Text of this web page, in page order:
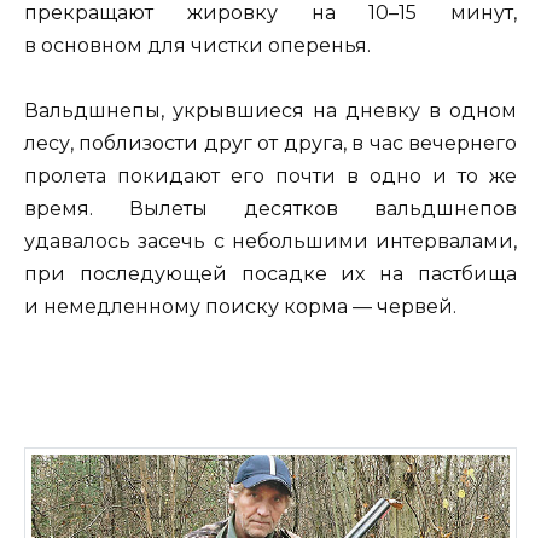
прекращают жировку на 10–15 минут,
в основном для чистки оперенья.
Вальдшнепы, укрывшиеся на дневку в одном
лесу, поблизости друг от друга, в час вечернего
пролета покидают его почти в одно и то же
время. Вылеты десятков вальдшнепов
удавалось засечь с небольшими интервалами,
при последующей посадке их на пастбища
и немедленному поиску корма — червей.